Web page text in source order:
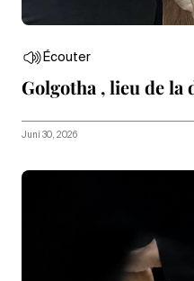
Écouter
Golgotha , lieu de la
Juni 30, 2026